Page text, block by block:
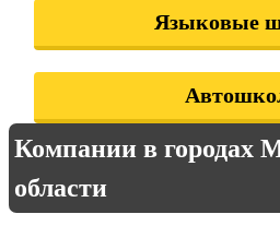
Языковые
Компании в городах
области